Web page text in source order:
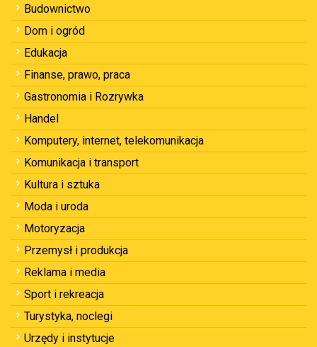
Budownictwo
Dom i ogród
Edukacja
Finanse, prawo, praca
Gastronomia i Rozrywka
Handel
Komputery, internet, telekomunikacja
Komunikacja i transport
Kultura i sztuka
Moda i uroda
Motoryzacja
Przemysł i produkcja
Reklama i media
Sport i rekreacja
Turystyka, noclegi
Urzędy i instytucje